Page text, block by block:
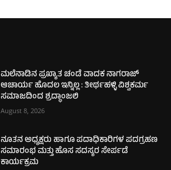
ಮಲೆನಾಡಿನ ಪ್ರಖ್ಯಾತ ಚಂಡೆ ವಾದಕ ನಾಗರಾಜ್
ಆಚಾರ್ಯ ಹೊದಲ ಇನ್ನಿಲ್ಲ : ತೀರ್ಥಹಳ್ಳಿ ವಿಶ್ವಕರ್ಮ
ಸಮಾಜದಿಂದ ಶ್ರದ್ಧಾಂಜಲಿ
August 8, 2026
ನೂತನ ಅಧ್ಯಕ್ಷರು ಹಾಗೂ ಪದಾಧಿಕಾರಿಗಳ ಪದಗ್ರಹಣ
ಸಮಾರಂಭ ಮತ್ತು ಹೊಸ ಸದಸ್ಯರ ಸೇರ್ಪಡೆ
ಕಾರ್ಯಕ್ರಮ